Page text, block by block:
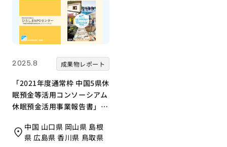
2025.8 成果物レポート
「2021年度通常枠 中国5県休
眠預金等活用コンソーシアム
休眠預金活用事業報告書」を
ろしまNPOセンター（中国5
県休眠預金等活用コンソーシ
中国 山口県 岡山県 島根
県 広島県 香川県 鳥取県